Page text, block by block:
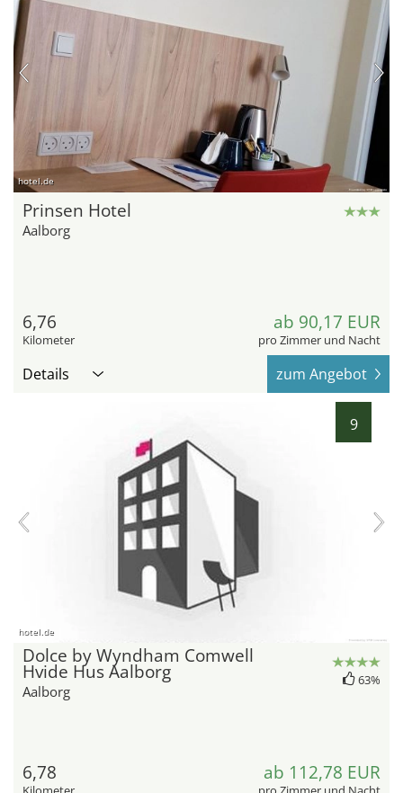
hotel.de
Prinsen Hotel
Aalborg
6,76
Kilometer
ab 90,17 EUR
pro Zimmer und Nacht
Details zum Angebot
9
hotel.de
Dolce by Wyndham Comwell
Hvide Hus Aalborg
Aalborg
63%
6,78 ab 112,78 EUR